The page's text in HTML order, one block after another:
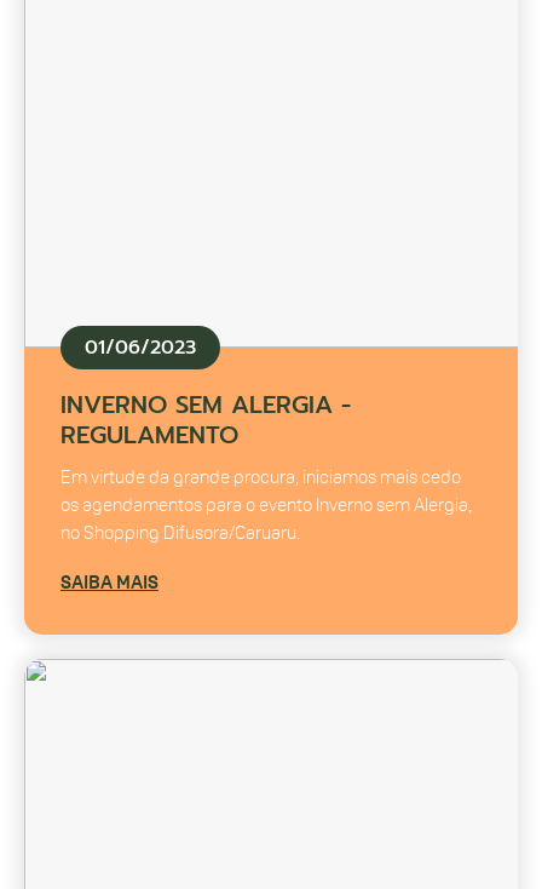
01/06/2023
INVERNO SEM ALERGIA -
REGULAMENTO
Em virtude da grande procura, iniciamos mais cedo
os agendamentos para o evento Inverno sem Alergia,
no Shopping Difusora/Caruaru.
SAIBA MAIS